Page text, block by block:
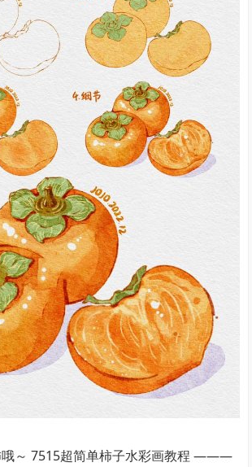
哦～ 7515超简单柿子水彩画教程 ———